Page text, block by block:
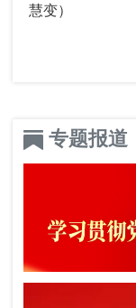
慧变）
专题报道